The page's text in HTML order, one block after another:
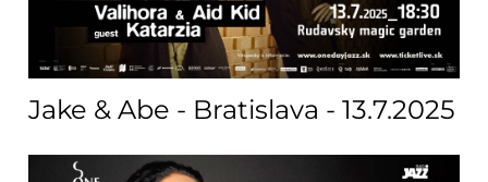
Jake & Abe - Bratislava - 13.7.2025